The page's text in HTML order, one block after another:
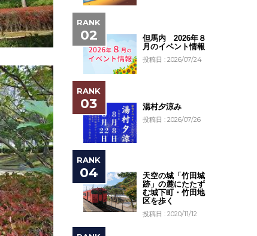
但馬内 2026年８
月のイベント情報
投稿日 : 2026/07/24
湯村夕涼み
投稿日 : 2026/07/26
天空の城「竹田城
跡」の麓にたたず
む城下町・竹田地
区を歩く
投稿日 : 2020/11/12